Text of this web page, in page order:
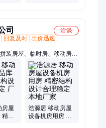
司
洽谈
回复及时 出价迅速
装房屋、临时房、移动房、
动板房、防潮板材、轻钢活
房屋
精密
浩源居 移动房屋
设备机房用房 精